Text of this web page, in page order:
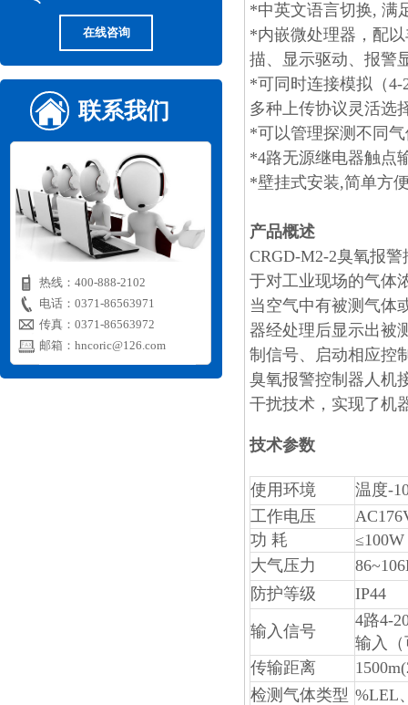
*中英文语言切换, 满
*内嵌微处理器，配
描、显示驱动、报警
*可同时连接模拟（4-
多种上传协议灵活选
*可以管理探测不同
*4路无源继电器触点
*壁挂式安装,简单方
产品概述
CRGD-M2-2臭氧报
于对工业现场的气体
当空气中有被测气体
器经处理后显示出被
制信号、启动相应控
臭氧报警控制器人机
干扰技术，实现了机
技术参数
使用环境
温度-
工作电压
功 耗
≤100W
大气压力
防护等级
IP44
输入信号
4路4-
输入（
传输距离
检测气体类型 %LEL
在线咨询
联系我们
热线：400-888-2102
电话：0371-86563971
传真： 0371-86563972
邮箱：hncoric@126.com